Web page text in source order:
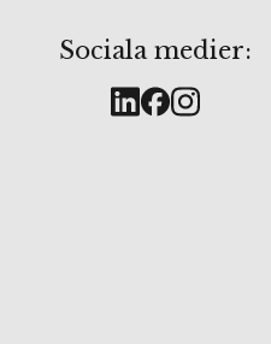
Sociala medier: